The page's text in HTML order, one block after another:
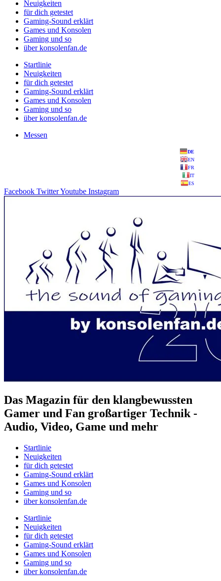
Neuigkeiten
für dich getestet
Gaming-Sound erklärt
Games und Konsolen
Gaming und so
über konsolenfan.de
Startlinie
Neuigkeiten
für dich getestet
Gaming-Sound erklärt
Games und Konsolen
Gaming und so
über konsolenfan.de
Messen
DE
EN
FR
IT
ES
Facebook TwitterYoutube Instagram
Das Magazin für den klangbewussten
Gamer und Fan großartiger Technik -
Audio, Video, Game und mehr
Startlinie
Neuigkeiten
für dich getestet
Gaming-Sound erklärt
Games und Konsolen
Gaming und so
über konsolenfan.de
Startlinie
Neuigkeiten
für dich getestet
Gaming-Sound erklärt
Games und Konsolen
Gaming und so
über konsolenfan.de